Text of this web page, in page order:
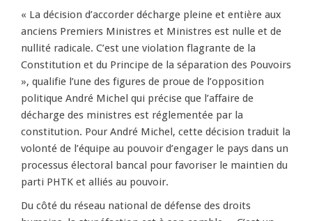
« La décision d’accorder décharge pleine et entière aux
anciens Premiers Ministres et Ministres est nulle et de
nullité radicale. C’est une violation flagrante de la
Constitution et du Principe de la séparation des Pouvoirs
», qualifie l’une des figures de proue de l’opposition
politique André Michel qui précise que l’affaire de
décharge des ministres est réglementée par la
constitution. Pour André Michel, cette décision traduit la
volonté de l’équipe au pouvoir d’engager le pays dans un
processus électoral bancal pour favoriser le maintien du
parti PHTK et alliés au pouvoir.
Du côté du réseau national de défense des droits